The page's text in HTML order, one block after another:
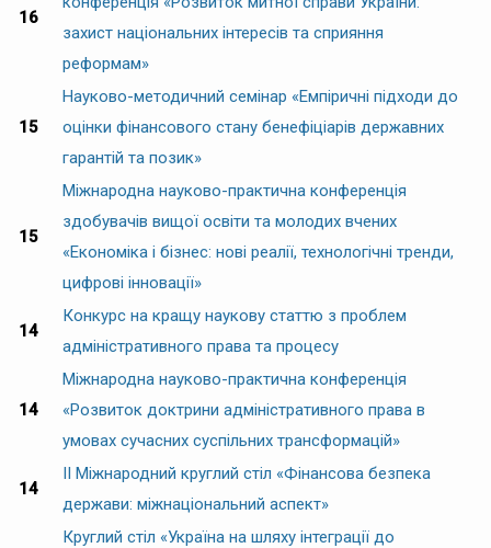
16
захист національних інтересів та сприяння
реформам»
15
Науково-методичний семінар «Емпіричні підходи до
оцінки фінансового стану бенефіціарів державних
гарантій та позик»
15
Міжнародна науково-практична конференція
здобувачів вищої освіти та молодих вчених
«Економіка і бізнес: нові реалії, технологічні тренди,
цифрові інновації»
14
Конкурс на кращу наукову статтю з проблем
адміністративного права та процесу
14
Міжнародна науково-практична конференція
«Розвиток доктрини адміністративного права в
умовах сучасних суспільних трансформацій»
14
II Міжнародний круглий стіл «Фінансова безпека
держави: міжнаціональний аспект»
Круглий стіл «Україна на шляху інтеграції до